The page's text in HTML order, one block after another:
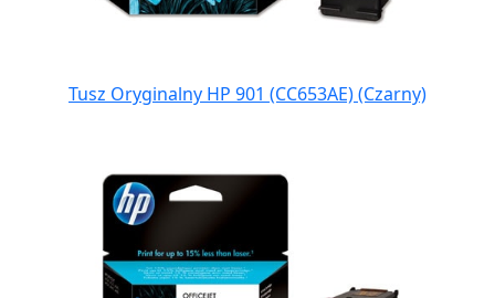
Tusz Oryginalny HP 901 (CC653AE) (Czarny)